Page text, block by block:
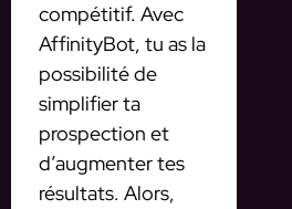
compétitif. Avec
AffinityBot, tu as la
possibilité de
simplifier ta
prospection et
d’augmenter tes
résultats. Alors,